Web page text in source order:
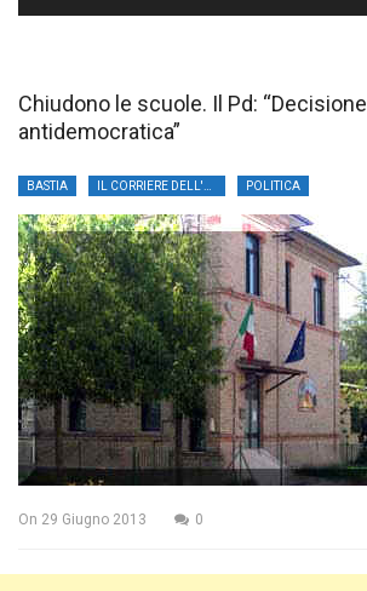
to
Chiudono le scuole. Il Pd: “Decisione
antidemocratica”
BASTIA POLITICA
On 29 Giugno 2013 0